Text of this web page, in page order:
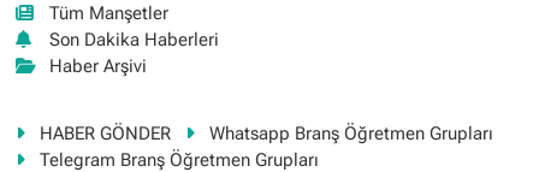
Tüm Manşetler
Son Dakika Haberleri
Haber Arşivi
HABER GÖNDER
Whatsapp Branş Öğretmen Grupları
Telegram Branş Öğretmen Grupları